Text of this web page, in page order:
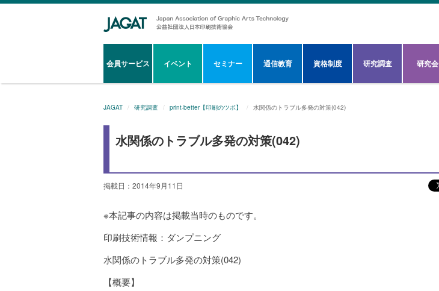
会員サービス イベント セミナー 通信教育 資格制度 研究調査 研究会
JAGAT 研究調査 print-better【印刷のツボ】 水関係のトラブル多発の対策(042)
水関係のトラブル多発の対策(042)
掲載日：2014年9月11日
※本記事の内容は掲載当時のものです。
印刷技術情報：ダンプニング
水関係のトラブル多発の対策(042)
【概要】